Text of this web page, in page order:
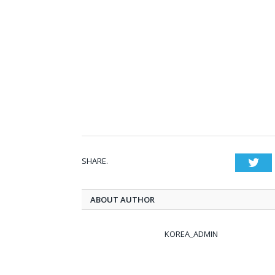
SHARE.
ABOUT AUTHOR
KOREA_ADMIN